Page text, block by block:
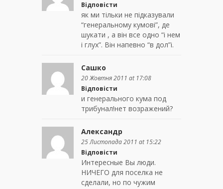
Відповісти
як ми тільки не підказували
“генеральному кумові”, де
шукати , а він все одно “і нем
і глух”. Він напевно “в дол”і.
Сашко
20 Жовтня 2011 at 17:08
Відповісти
и генерального кума под
трибунал!нет возражений?
Александр
25 Листопада 2011 at 15:22
Відповісти
Интересные Вы люди.
НИЧЕГО для поселка не
сделали, но по чужим